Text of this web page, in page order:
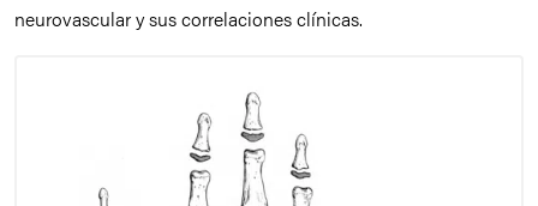
neurovascular y sus correlaciones clínicas.